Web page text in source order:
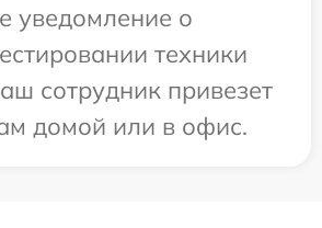
уведомление о
техники
сотрудник привезет
домой или в офис.